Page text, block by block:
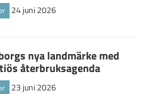
24 juni 2026
nya landmärke med
återbruksagenda
23 juni 2026